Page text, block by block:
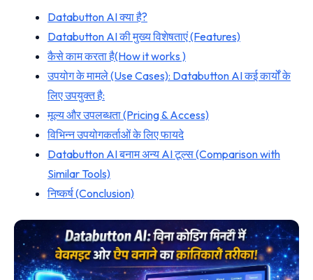
Databutton AI क्या है?
Databutton AI की मुख्य विशेषताएं (Features)
कैसे काम करता है(How it works )
उपयोग के मामले (Use Cases): Databutton AI कई कार्यों के
लिए उपयुक्त है:
मूल्य और उपलब्धता (Pricing & Access)
विभिन्न उपयोगकर्ताओं के लिए फायदे
Databutton AI बनाम अन्य AI टूल्स (Comparison with
Similar Tools)
निष्कर्ष (Conclusion)